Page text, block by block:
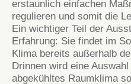
erstaunlich einfachen
regulieren und somit die
Ein wichtiger Teil der
Erfahrung: Sie findet im
Klima bereits außerhalb
Drinnen wird eine
abgekühltes Raumklima